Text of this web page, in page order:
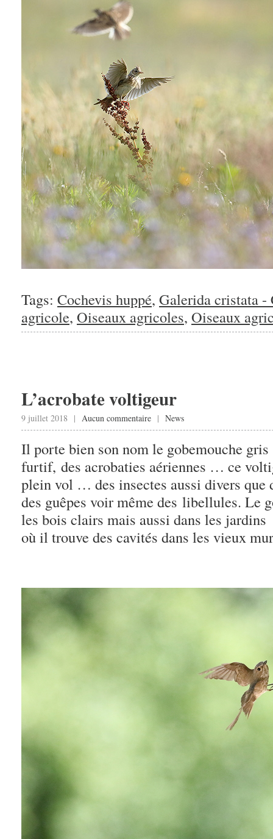
Tags: Cochevis huppé, Galerida cristata -
agricole, Oiseaux agricoles, Oiseaux
L’acrobate voltigeur
9 juillet 2018 | Aucun commentaire | News
Il porte bien son nom le gobemouche gris
furtif, des acrobaties aériennes … ce
plein vol … des insectes aussi divers que
des guêpes voir même des libellules. Le
les bois clairs mais aussi dans les
où il trouve des cavités dans les vieux